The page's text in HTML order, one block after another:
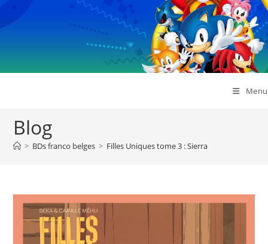
Menu
Blog
> BDs franco belges > Filles Uniques tome 3 : Sierra